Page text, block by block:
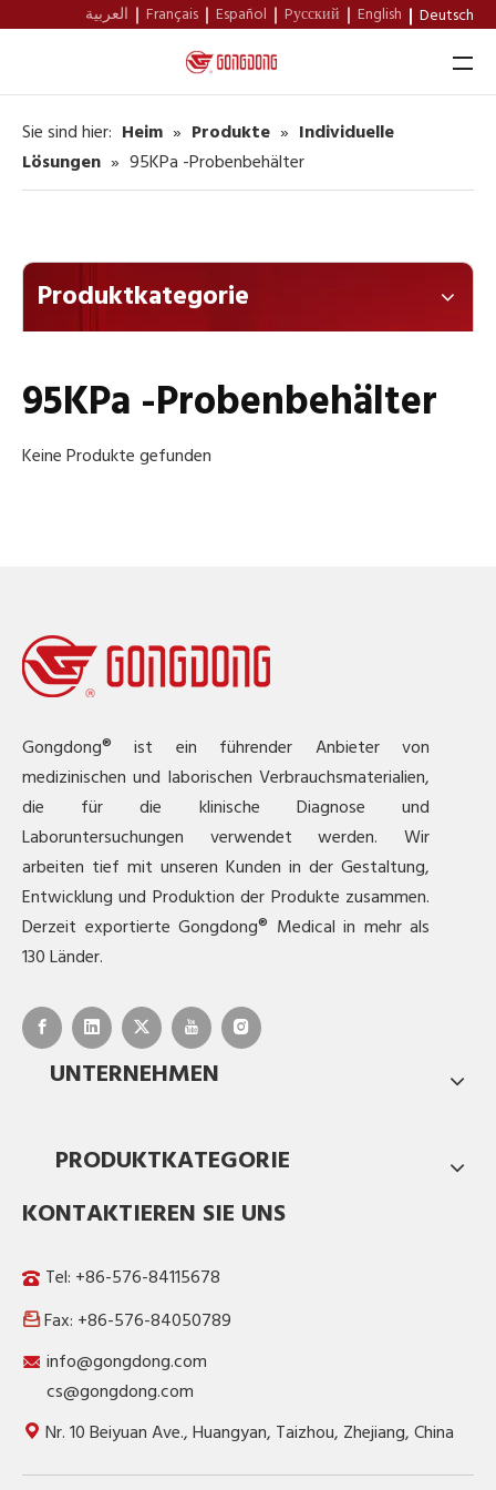
العربية Français Español Pусский English Deutsch
Heim
Über Uns
Unterstützung
Kontakt
Sie sind hier: Heim » Produkte » Individuelle
Lösungen » 95KPa -Probenbehälter
Produktkategorie
95KPa -Probenbehälter
Keine Produkte gefunden
Gongdong® ist ein führender Anbieter von
medizinischen und laborischen Verbrauchsmaterialien,
die für die klinische Diagnose und
Laboruntersuchungen verwendet werden. Wir
arbeiten tief mit unseren Kunden in der Gestaltung,
Entwicklung und Produktion der Produkte zusammen.
Derzeit exportierte Gongdong® Medical in mehr als
130 Länder.
UNTERNEHMEN
PRODUKTKATEGORIE
KONTAKTIEREN SIE UNS
Tel: +86-576-84115678
Fax: +86-576-84050789
info@gongdong.com
cs@gongdong.com
Nr. 10 Beiyuan Ave., Huangyan, Taizhou, Zhejiang, China